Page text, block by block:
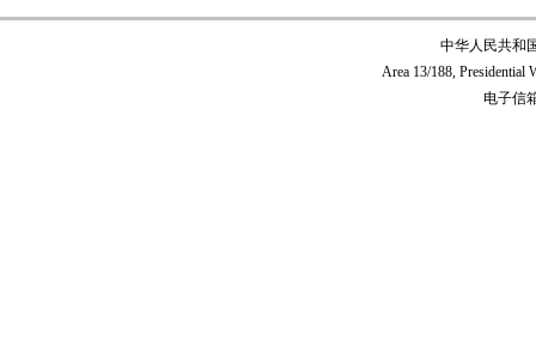
中华人民共和
Area 13/188, Presidential
电子信